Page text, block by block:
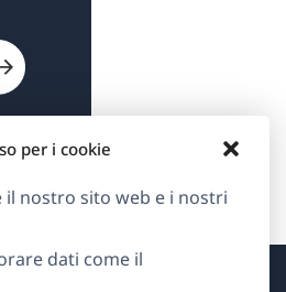
per i cookie
nostro sito web e i nostri
dati come il